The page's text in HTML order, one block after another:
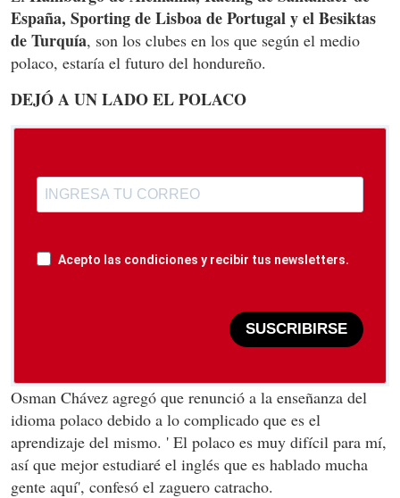
España, Sporting de Lisboa de Portugal y el Besiktas
de Turquía, son los clubes en los que según el medio
polaco, estaría el futuro del hondureño.
DEJÓ A UN LADO EL POLACO
Acepto las condiciones y recibir tus newsletters.
SUSCRIBIRSE
Osman Chávez agregó que renunció a la enseñanza del
idioma polaco debido a lo complicado que es el
aprendizaje del mismo. ' El polaco es muy difícil para mí,
así que mejor estudiaré el inglés que es hablado mucha
gente aquí', confesó el zaguero catracho.